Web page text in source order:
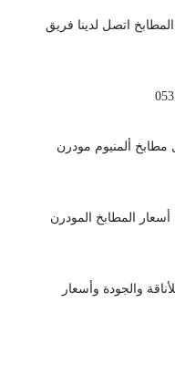
اتصل لدينا فريق
ألمنيوم مودرن
المطابخ المودرن
والجودة وأسعار